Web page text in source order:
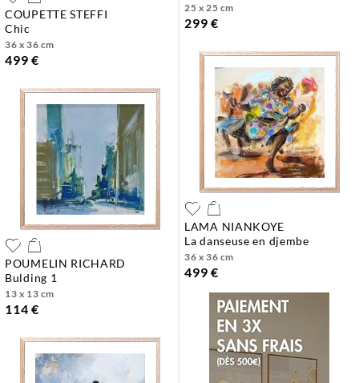
COUPETTE STEFFI
chic
36 x 36 cm
499 €
25 x 25 cm
299 €
POUMELIN RICHARD
bulding 1
13 x 13 cm
114 €
LAMA NIANKOYE
la danseuse en djembe
36 x 36 cm
499 €